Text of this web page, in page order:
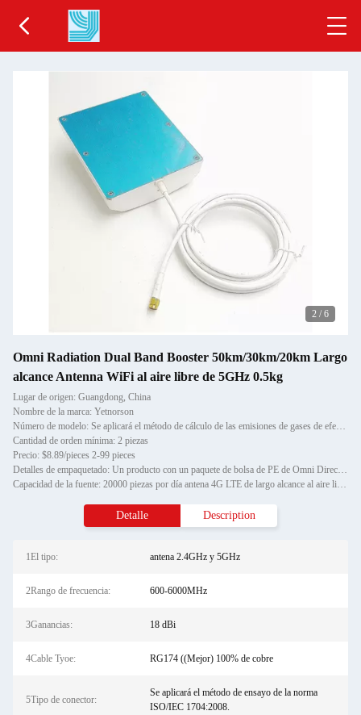
2 / 6
Omni Radiation Dual Band Booster 50km/30km/20km Largo
alcance Antenna WiFi al aire libre de 5GHz 0.5kg
Lugar de origen: Guangdong, China
Nombre de la marca: Yetnorson
Número de modelo: Se aplicará el método de cálculo de las emisiones de gases de efecto invernadero.
Cantidad de orden mínima: 2 piezas
Precio: $8.89/pieces 2-99 pieces
Detalles de empaquetado: Un producto con un paquete de bolsa de PE de Omni Directional Dual Dand 50 Km Long Range External Bo
Capacidad de la fuente: 20000 piezas por día antena 4G LTE de largo alcance al aire libre
Detalle Description
1El tipo: antena 2.4GHz y 5GHz
2Rango de frecuencia: 600-6000MHz
3Ganancias: 18 dBi
4Cable Tyoe: RG174 ((Mejor) 100% de cobre
5Tipo de conector:
Se aplicará el método de ensayo de la norma
ISO/IEC 1704:2008.